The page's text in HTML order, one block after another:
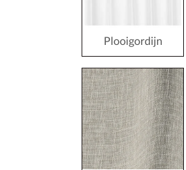
Plooigordijn